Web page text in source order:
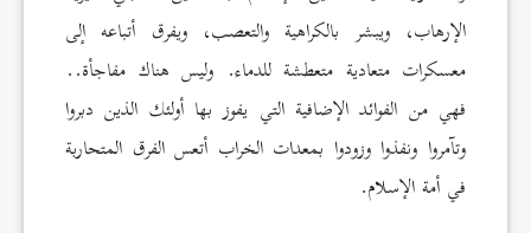
الإرهاب، ويبشر بالكراهية والتعصب، ويفرق أتباعه إلى
معسكرات متعادية متعطشة للدماء. وليس هناك مفاجأة..
فهي من الفوائد الإضافية التي يفوز بها أولئك الذين دبروا
وتآمروا ونفذوا وزودوا بمعدات الخراب أتعس الفرق المتحاربة
في أمة الإسلام.